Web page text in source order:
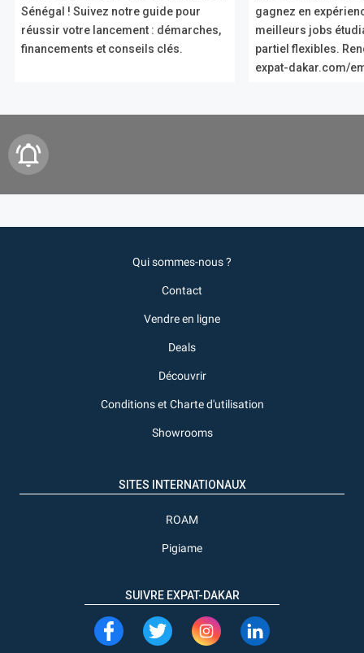
Sénégal ! Suivez notre guide pour
réussir votre lancement : démarches,
financements et conseils clés.
gagnez en
meilleurs jobs
partiel flexibles.
expat-dakar.com/
Qui sommes-nous ?
Contact
Vendre en ligne
Deals
Découvrir
Conditions et Charte d'utilisation
Showrooms
SITES INTERNATIONAUX
ROAM
Pigiame
SUIVRE EXPAT-DAKAR